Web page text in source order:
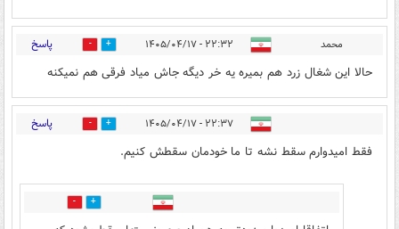
محمد ۲۲:۳۲ - ۱۴۰۵/۰۴/۱۷ 8 پاسخ
حالا این شغال زرد هم بمیره یه خر دیگه جاش میاد فرقی هم نمیکنه
۲۲:۳۷ - ۱۴۰۵/۰۴/۱۷ 10 پاسخ
فقط امیدوارم سقط نشه تا ما خودمان سقطش کنیم.
0